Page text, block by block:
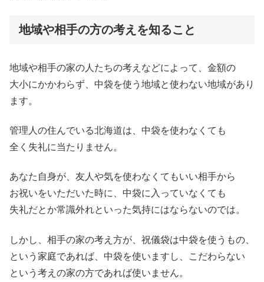
地域や相手の方の考えを知ること
地域や相手の家の人たちの考えなどによって、金額の
大小にかかわらず、中袋を使う地域と使わない地域があり
ます。
管理人の住んでいる北海道は、中袋を使わなくても
全く失礼に当たりません。
あなた自身が、友人や気を使わなくてもいい相手から
お祝いをいただいた時に、中袋に入っていなくても
失礼だとか常識外れといった気持にはならないのでは。
しかし、相手の家の考え方が、祝儀袋は中袋を使うもの、
という家庭であれば、中袋を使いますし、こだわらない
という考えの家の方であれば使いません。